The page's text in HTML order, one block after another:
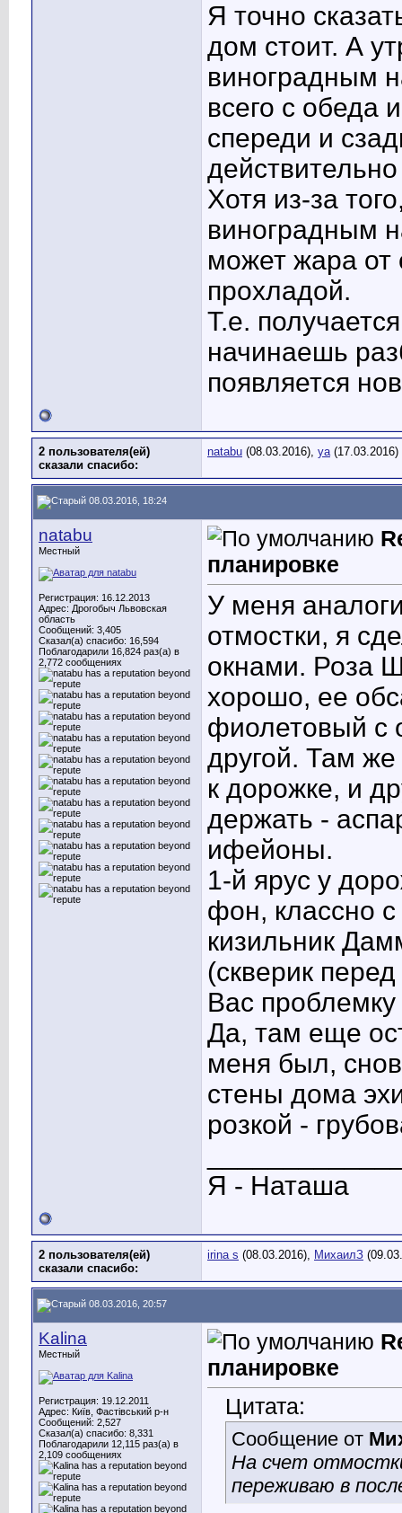
Я точно
дом стоит. А
виноградным
всего с обеда
спереди и
Хотя из-за
виноградным
может жара от
прохладой.
Т.е.
начинаешь
появляется
2 пользователя(ей)
сказали cпасибо:
natabu (08.03.2016), ya(17.03.2016)
08.03.2016, 18:24
natabu
Местный
Регистрация: 16.12.2013
Адрес: Дрогобыч Львовская
область
Сообщений: 3,405
Сказал(а) спасибо: 16,594
Поблагодарили 16,824 раз(а) в
2,772 сообщениях
планировке
У меня
отмостки, я
окнами. Роза
хорошо, ее
фиолетовый с
другой. Там
к дорожке, и
держать -
ифейоны.
1-й ярус у
фон, классно
кизильник
(скверик
Вас
Да, там еще
меня был,
стены дома
розкой -
Я - Наташа
2 пользователя(ей)
сказали cпасибо:
irina s (08.03.2016), МихаилЗ
08.03.2016, 20:57
Kalina
Местный
Регистрация: 19.12.2011
Адрес: Київ, Фастівський р-н
Сообщений: 2,527
Сказал(а) спасибо: 8,331
Поблагодарили 12,115 раз(а) в
2,109 сообщениях
планировке
Цитата:
Сообщение от
На счет
переживаю в